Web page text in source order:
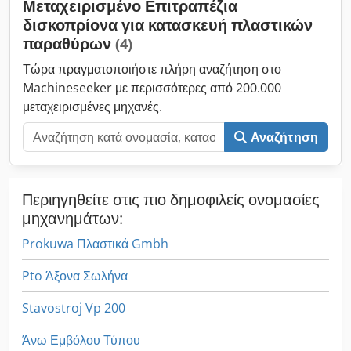
Μεταχειρισμένο Επιτραπέζια
δισκοπρίονα για κατασκευή πλαστικών
παραθύρων (4)
Τώρα πραγματοποιήστε πλήρη αναζήτηση στο
Machineseeker με περισσότερες από 200.000
μεταχειρισμένες μηχανές.
Αναζήτηση
Περιηγηθείτε στις πιο δημοφιλείς ονομασίες
μηχανημάτων:
Prokuwa Πλαστικά Gmbh
Pto Άξονα Σωλήνα
Stavostroj Vp 200
Άνω Εμβόλου Τύπου